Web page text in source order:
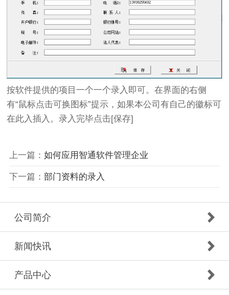
按软件提供的项目一个一个录入即可。在界面的右侧
有“鼠标点击可换图标”提示，如果本公司有自己的徽标可
在此入插入。录入完毕点击[保存]
上一篇： 如何应用智通软件管理企业
下一篇： 部门资料的录入
公司简介
新闻快讯
产品中心